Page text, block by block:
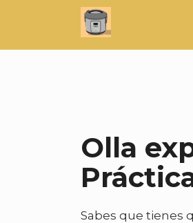
contenido
Olla
Sabes que tienes